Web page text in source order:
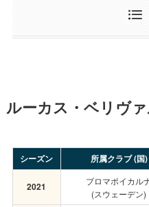
ルーカス・ベリヴ
シーズン 所属クラブ (国)
2021
ブロマポイカル
(スウェーデン)